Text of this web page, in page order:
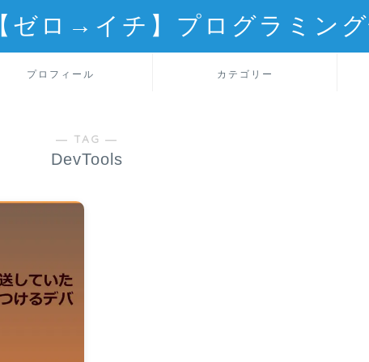
【ゼロ→イチ】プログラミン
プロフィール カテゴリー
― TAG ―
DevTools